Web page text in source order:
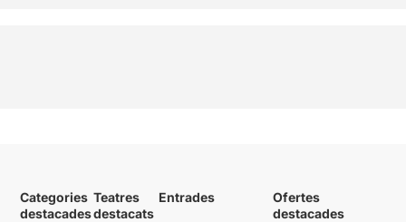
Categories
destacades
Teatres
destacats
Entrades
Ofertes
destacades